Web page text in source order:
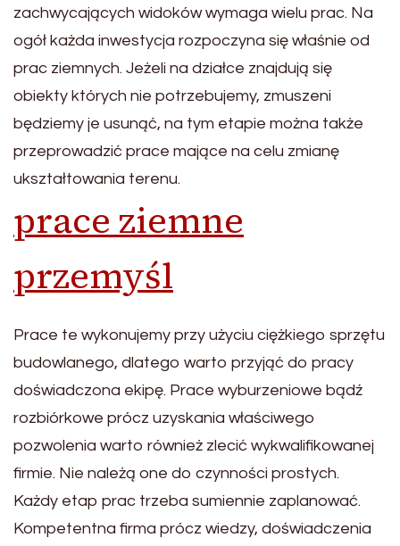
zachwycających widoków wymaga wielu prac. Na
ogół każda inwestycja rozpoczyna się właśnie od
prac ziemnych. Jeżeli na działce znajdują się
obiekty których nie potrzebujemy, zmuszeni
będziemy je usunąć, na tym etapie można także
przeprowadzić prace mające na celu zmianę
ukształtowania terenu.
prace ziemne
przemyśl
Prace te wykonujemy przy użyciu ciężkiego sprzętu
budowlanego, dlatego warto przyjąć do pracy
doświadczona ekipę. Prace wyburzeniowe bądź
rozbiórkowe prócz uzyskania właściwego
pozwolenia warto również zlecić wykwalifikowanej
firmie. Nie należą one do czynności prostych.
Każdy etap prac trzeba sumiennie zaplanować.
Kompetentna firma prócz wiedzy, doświadczenia